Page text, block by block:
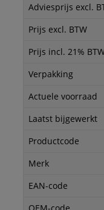
Adviesprijs excl.
Prijs excl. BTW
Prijs incl. 21%
Verpakking
Actuele voorraad
Laatst bijgewerkt
Productcode
Merk
EAN-code